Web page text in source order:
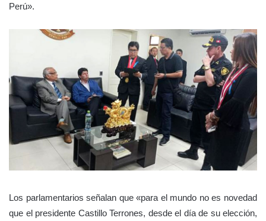
Perú».
Los parlamentarios señalan que «para el mundo no es novedad
que el presidente Castillo Terrones, desde el día de su elección,